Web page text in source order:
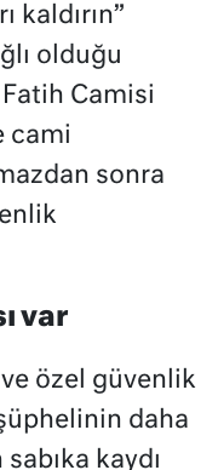
kaldırın”
olduğu
Camisi
cami
sonra
var
özel güvenlik
daha
kaydı